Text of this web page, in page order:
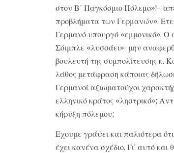
στον Β΄ Παγκόσμιο Πόλεμο»!–
προβλήματα των Γερμανών».
Γερμανό υπουργό «εμμονικό». Ο
Σόιμπλε «λυσσάει»· μην
βουλευτή της συμπολίτευσης κ.
λάθος μετάφραση κάποιας
Γερμανοί αξιωματούχοι
ελληνικό κράτος «ληστρικό»;
κήρυξη πόλεμου;
Εχουμε γράψει και παλιότερα
έχει κανένα σχέδιο. Γι’ αυτό